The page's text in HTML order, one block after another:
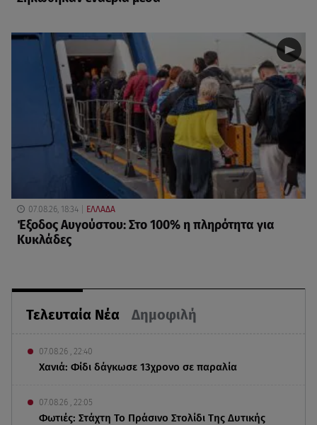
Τελευταία Νέα Δημοφιλή
07.08.26 , 22:40
Χανιά: Φίδι δάγκωσε 13χρονο σε παραλία
07.08.26 , 22:05
Φωτιές: Στάχτη Το Πράσινο Στολίδι Της Δυτικής
07.08.26, 18:34 ΕΛΛΑΔΑ
Έξοδος Αυγούστου: Στο 100% η πληρότητα για
Κυκλάδες